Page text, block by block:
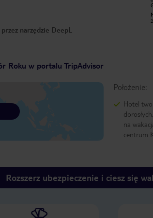
narzędzie DeepL
Roku w portalu TripAdvisor
Położenie:
Hotel
na
centrum
Rozszerz ubezpieczenie i ciesz się